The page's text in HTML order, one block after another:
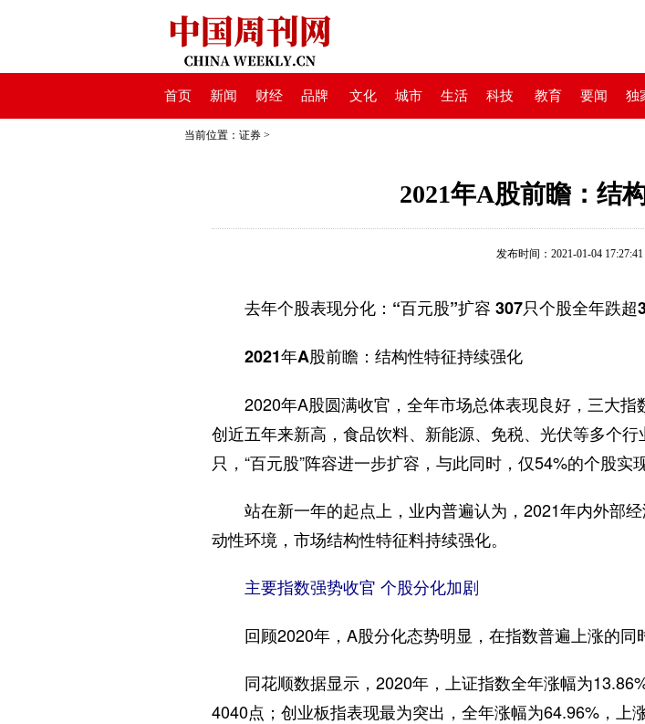
首页 新闻 财经 品牌 文化 城市 生活 科技 教育 要闻 独
当前位置： 证券 >
2021年A股前瞻：结
发布时间：2021-01-04 17:27:41
去年个股表现分化：“百元股”扩容 307只个股全年跌超
2021年A股前瞻：结构性特征持续强化
2020年A股圆满收官，全年市场总体表现良好，三大指
创近五年来新高，食品饮料、新能源、免税、光伏等多个
只，“百元股”阵容进一步扩容，与此同时，仅54%的个股实
站在新一年的起点上，业内普遍认为，2021年内外部
动性环境，市场结构性特征料持续强化。
主要指数强势收官 个股分化加剧
回顾2020年，A股分化态势明显，在指数普遍上涨的同
同花顺数据显示，2020年，上证指数全年涨幅为
4040点；创业板指表现最为突出，全年涨幅为64.96%，上